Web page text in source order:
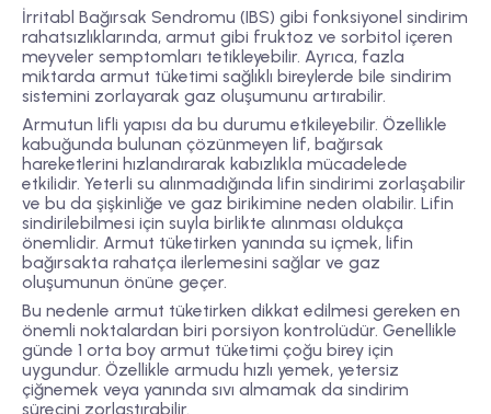
İrritabl Bağırsak Sendromu (IBS) gibi fonksiyonel sindirim
rahatsızlıklarında, armut gibi fruktoz ve sorbitol içeren
meyveler semptomları tetikleyebilir. Ayrıca, fazla
miktarda armut tüketimi sağlıklı bireylerde bile sindirim
sistemini zorlayarak gaz oluşumunu artırabilir.
Armutun lifli yapısı da bu durumu etkileyebilir. Özellikle
kabuğunda bulunan çözünmeyen lif, bağırsak
hareketlerini hızlandırarak kabızlıkla mücadelede
etkilidir. Yeterli su alınmadığında lifin sindirimi zorlaşabilir
ve bu da şişkinliğe ve gaz birikimine neden olabilir. Lifin
sindirilebilmesi için suyla birlikte alınması oldukça
önemlidir. Armut tüketirken yanında su içmek, lifin
bağırsakta rahatça ilerlemesini sağlar ve gaz
oluşumunun önüne geçer.
Bu nedenle armut tüketirken dikkat edilmesi gereken en
önemli noktalardan biri porsiyon kontrolüdür. Genellikle
günde 1 orta boy armut tüketimi çoğu birey için
uygundur. Özellikle armudu hızlı yemek, yetersiz
çiğnemek veya yanında sıvı almamak da sindirim
sürecini zorlaştırabilir.